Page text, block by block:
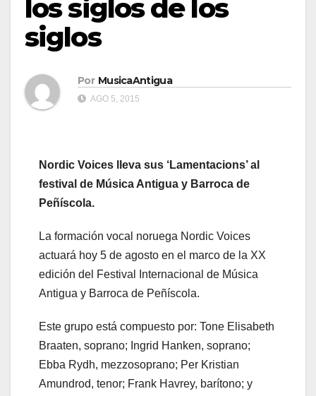
los siglos de los
siglos
Por MusicaAntigua
AGO 5, 2015
Nordic Voices lleva sus ‘Lamentacions’ al
festival de Música Antigua y Barroca de
Peñíscola.
La formación vocal noruega Nordic Voices
actuará hoy 5 de agosto en el marco de la XX
edición del Festival Internacional de Música
Antigua y Barroca de Peñíscola.
Este grupo está compuesto por: Tone Elisabeth
Braaten, soprano; Ingrid Hanken, soprano;
Ebba Rydh, mezzosoprano; Per Kristian
Amundrod, tenor; Frank Havrey, barítono; y